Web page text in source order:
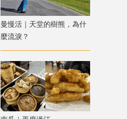
曼慢活｜天堂的樹熊，為什
麼流淚？